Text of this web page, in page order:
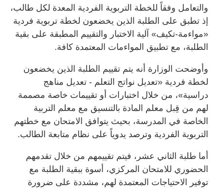
والتعامل وفقاً للخطة التربوية الفردية المعدة لكل طالب،
إذ تطبق على الطلبة الذين يخضعون لخطة تربوية فردية
«مواءمة-تكيف» آلية الاختبار والتقييم المطبقة على بقية
الطلبة، مع تطبيق المواءمات المعتمدة كافة.
وأوضحت الوزارة أنه يتم تقييم الطلبة الذين يخضعون
لخطة فردية «تعديل نواتج التعلم - تعديل مناهج
دراسية»، من خلال اختبارات أو تقييمات خاصة مصممة
لهم من قِبل معلم المادة بالتنسيق مع معلم التربية
الخاصة في المدرسة، بحيث يتوافق الامتحان مع خطتهم
التربوية الفردية وترصد يدوياً على نظام متابعة الطالب.
أما طلبة الثاني عشر، فيتم تقييمهم من خلال تقدمهم
الحضوري للامتحان المركزي، أسوة ببقية الطلبة مع
توفير الاحتياجات المعتمدة لهم، مشددة على ضرورة